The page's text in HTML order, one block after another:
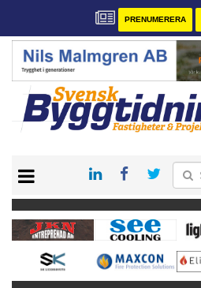
PRENUMERERA
PRENUMERERA
VÅRA ANDRA MAGASIN
ANNONSERA